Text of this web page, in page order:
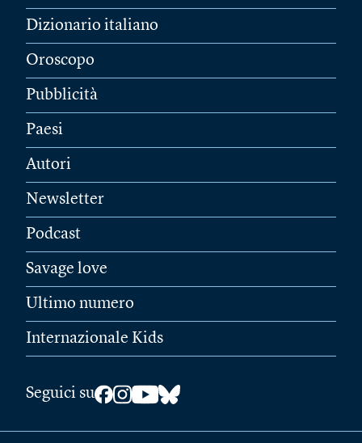
Dizionario italiano
Oroscopo
Pubblicità
Paesi
Autori
Newsletter
Podcast
Savage love
Ultimo numero
Internazionale Kids
Seguici su